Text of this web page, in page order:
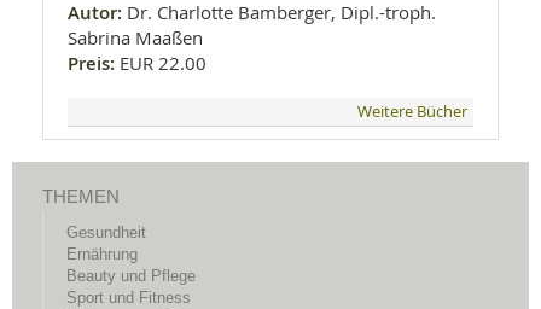
Autor: Dr. Charlotte Bamberger, Dipl.-troph.
Sabrina Maaßen
Preis: EUR 22.00
Weitere Bücher
THEMEN
Gesundheit
Ernährung
Beauty und Pflege
Sport und Fitness